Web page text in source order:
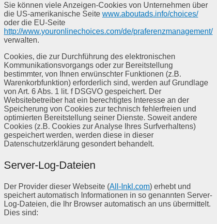
Sie können viele Anzeigen-Cookies von Unternehmen über
die US-amerikanische Seite www.aboutads.info/choices/
oder die EU-Seite
http://www.youronlinechoices.com/de/praferenzmanagement/
verwalten.
Cookies, die zur Durchführung des elektronischen
Kommunikationsvorgangs oder zur Bereitstellung
bestimmter, von Ihnen erwünschter Funktionen (z.B.
Warenkorbfunktion) erforderlich sind, werden auf Grundlage
von Art. 6 Abs. 1 lit. f DSGVO gespeichert. Der
Websitebetreiber hat ein berechtigtes Interesse an der
Speicherung von Cookies zur technisch fehlerfreien und
optimierten Bereitstellung seiner Dienste. Soweit andere
Cookies (z.B. Cookies zur Analyse Ihres Surfverhaltens)
gespeichert werden, werden diese in dieser
Datenschutzerklärung gesondert behandelt.
Server-Log-Dateien
Der Provider dieser Webseite (All-Inkl.com) erhebt und
speichert automatisch Informationen in so genannten Server-
Log-Dateien, die Ihr Browser automatisch an uns übermittelt.
Dies sind: